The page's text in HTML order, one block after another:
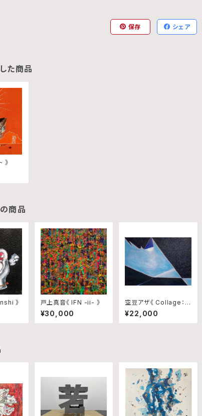
保存 シェア
た商品
》
商品
》 戸上真音《 IFN -ii- 》
¥30,000
空豆アザ《 Collage：Bl
ink,Trace and Rhyth
m No.10 》
¥22,000